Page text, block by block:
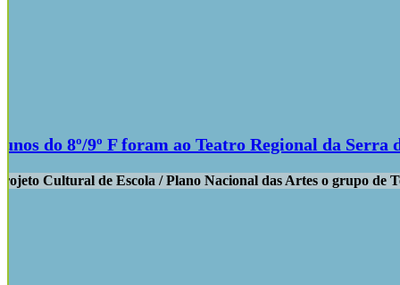
do 8º/9º F foram ao Teatro Regional da Serra
Cultural de Escola / Plano Nacional das Artes o grupo de